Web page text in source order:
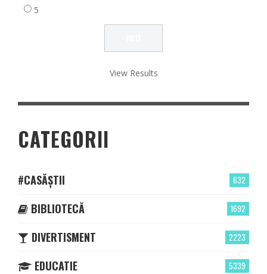
5
View Results
CATEGORII
632
#CASĂȘTII
1692
BIBLIOTECĂ
2223
DIVERTISMENT
5339
EDUCATIE